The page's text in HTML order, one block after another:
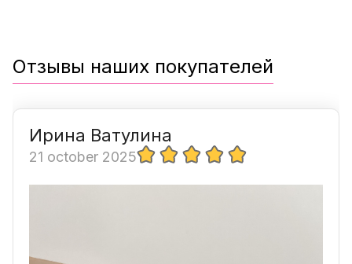
Отзывы наших покупателей
Ирина Ватулина
21 october 2025